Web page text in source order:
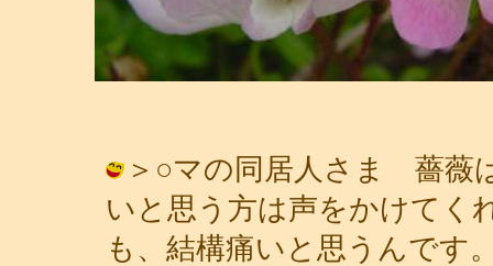
＞○マの同居人さま 薔薇
いと思う方は声をかけてく
も、結構痛いと思うんです